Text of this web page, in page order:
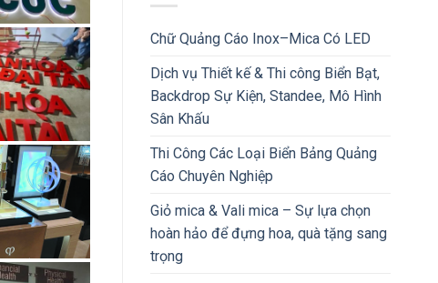
Chữ Quảng Cáo Inox–Mica Có LED
Dịch vụ Thiết kế & Thi công Biển Bạt,
Backdrop Sự Kiện, Standee, Mô Hình
Sân Khấu
Thi Công Các Loại Biển Bảng Quảng
Cáo Chuyên Nghiệp
Giỏ mica & Vali mica – Sự lựa chọn
hoàn hảo để đựng hoa, quà tặng sang
trọng